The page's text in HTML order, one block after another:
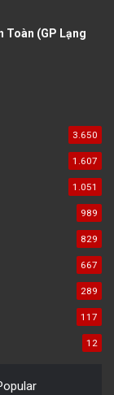
Toàn (GP Lạng
3.650
1.607
1.051
989
829
667
289
117
12